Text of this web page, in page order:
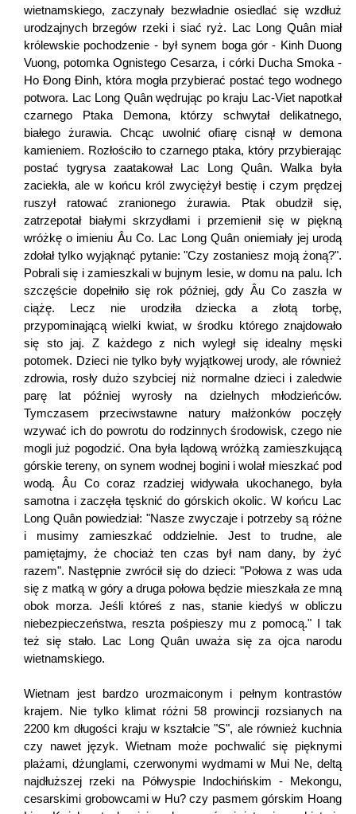
wietnamskiego, zaczynały bezwładnie osiedlać się wzdłuż
urodzajnych brzegów rzeki i siać ryż. Lac Long Quân miał
królewskie pochodzenie - był synem boga gór - Kinh Duong
Vuong, potomka Ognistego Cesarza, i córki Ducha Smoka -
Ho Đong Đinh, która mogła przybierać postać tego wodnego
potwora. Lac Long Quân wędrując po kraju Lac-Viet napotkał
czarnego Ptaka Demona, którzy schwytał delikatnego,
białego żurawia. Chcąc uwolnić ofiarę cisnął w demona
kamieniem. Rozłościło to czarnego ptaka, który przybierając
postać tygrysa zaatakował Lac Long Quân. Walka była
zaciekła, ale w końcu król zwyciężył bestię i czym prędzej
ruszył ratować zranionego żurawia. Ptak obudził się,
zatrzepotał białymi skrzydłami i przemienił się w piękną
wróżkę o imieniu Âu Co. Lac Long Quân oniemiały jej urodą
zdołał tylko wyjąknąć pytanie: "Czy zostaniesz moją żoną?".
Pobrali się i zamieszkali w bujnym lesie, w domu na palu. Ich
szczęście dopełniło się rok później, gdy Âu Co zaszła w
ciążę. Lecz nie urodziła dziecka a złotą torbę,
przypominającą wielki kwiat, w środku którego znajdowało
się sto jaj. Z każdego z nich wyległ się idealny męski
potomek. Dzieci nie tylko były wyjątkowej urody, ale również
zdrowia, rosły dużo szybciej niż normalne dzieci i zaledwie
parę lat później wyrosły na dzielnych młodzieńców.
Tymczasem przeciwstawne natury małżonków poczęły
wzywać ich do powrotu do rodzinnych środowisk, czego nie
mogli już pogodzić. Ona była lądową wróżką zamieszkującą
górskie tereny, on synem wodnej bogini i wolał mieszkać pod
wodą. Âu Co coraz rzadziej widywała ukochanego, była
samotna i zaczęła tęsknić do górskich okolic. W końcu Lac
Long Quân powiedział: "Nasze zwyczaje i potrzeby są różne
i musimy zamieszkać oddzielnie. Jest to trudne, ale
pamiętajmy, że chociaż ten czas był nam dany, by żyć
razem". Następnie zwrócił się do dzieci: "Połowa z was uda
się z matką w góry a druga połowa będzie mieszkała ze mną
obok morza. Jeśli któreś z nas, stanie kiedyś w obliczu
niebezpieczeństwa, reszta pośpieszy mu z pomocą." I tak
też się stało. Lac Long Quân uważa się za ojca narodu
wietnamskiego.
Wietnam jest bardzo urozmaiconym i pełnym kontrastów
krajem. Nie tylko klimat różni 58 prowincji rozsianych na
2200 km długości kraju w kształcie "S", ale również kuchnia
czy nawet język. Wietnam może pochwalić się pięknymi
plażami, dżunglami, czerwonymi wydmami w Mui Ne, deltą
najdłuższej rzeki na Półwyspie Indochińskim - Mekongu,
cesarskimi grobowcami w Hu? czy pasmem górskim Hoang